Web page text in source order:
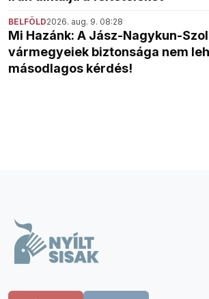
BELFÖLD2026. aug. 9. 08:28
Mi Hazánk: A Jász-Nagykun-
vármegyeiek biztonsága nem
másodlagos kérdés!